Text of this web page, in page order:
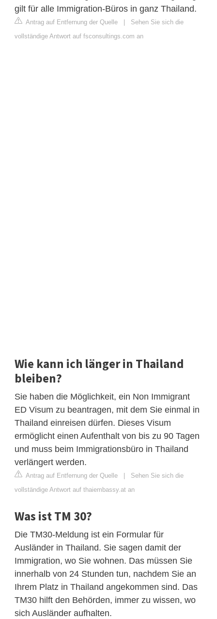
gilt für alle Immigration-Büros in ganz Thailand.
Antrag auf Entfernung der Quelle | Sehen Sie sich die
vollständige Antwort auf fsconsultings.com an
Wie kann ich länger in Thailand
bleiben?
Sie haben die Möglichkeit, ein Non Immigrant
ED Visum zu beantragen, mit dem Sie einmal in
Thailand einreisen dürfen. Dieses Visum
ermöglicht einen Aufenthalt von bis zu 90 Tagen
und muss beim Immigrationsbüro in Thailand
verlängert werden.
Antrag auf Entfernung der Quelle | Sehen Sie sich die
vollständige Antwort auf thaiembassy.at an
Was ist TM 30?
Die TM30-Meldung ist ein Formular für
Ausländer in Thailand. Sie sagen damit der
Immigration, wo Sie wohnen. Das müssen Sie
innerhalb von 24 Stunden tun, nachdem Sie an
Ihrem Platz in Thailand angekommen sind. Das
TM30 hilft den Behörden, immer zu wissen, wo
sich Ausländer aufhalten.